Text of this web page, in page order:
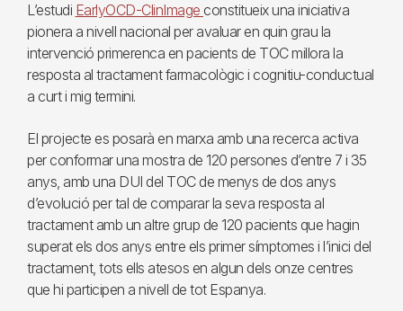
L’estudi EarlyOCD-ClinImage constitueix una iniciativa
pionera a nivell nacional per avaluar en quin grau la
intervenció primerenca en pacients de TOC millora la
resposta al tractament farmacològic i cognitiu-conductual
a curt i mig termini.
El projecte es posarà en marxa amb una recerca activa
per conformar una mostra de 120 persones d’entre 7 i 35
anys, amb una DUI del TOC de menys de dos anys
d’evolució per tal de comparar la seva resposta al
tractament amb un altre grup de 120 pacients que hagin
superat els dos anys entre els primer símptomes i l’inici del
tractament, tots ells atesos en algun dels onze centres
que hi participen a nivell de tot Espanya.